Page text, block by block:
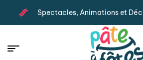
Spectacles, Animations et